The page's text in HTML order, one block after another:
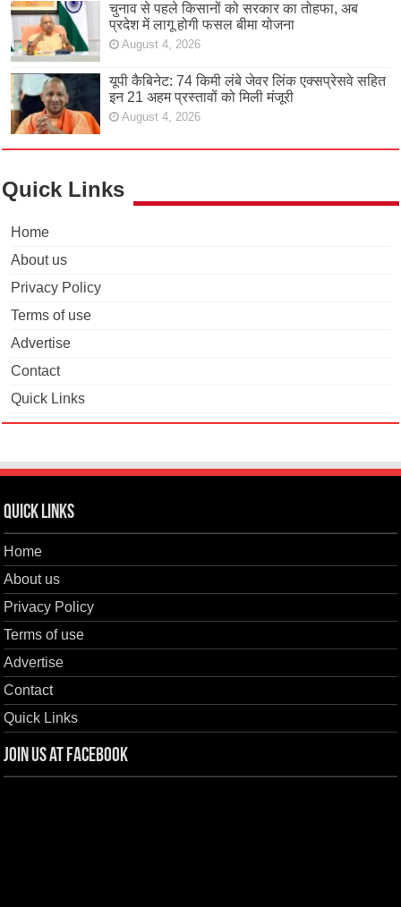
चुनाव से पहले किसानों को सरकार का तोहफा, अब
प्रदेश में लागू होगी फसल बीमा योजना
August 4, 2026
यूपी कैबिनेट: 74 किमी लंबे जेवर लिंक एक्सप्रेसवे सहित
इन 21 अहम प्रस्तावों को मिली मंजूरी
August 4, 2026
Quick Links
Home
About us
Privacy Policy
Terms of use
Advertise
Contact
Quick Links
Quick Links
Home
About us
Privacy Policy
Terms of use
Advertise
Contact
Quick Links
Join us at Facebook